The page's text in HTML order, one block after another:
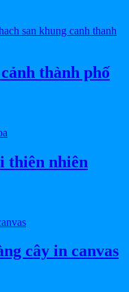
thành phố
thiên nhiên
cây in canvas